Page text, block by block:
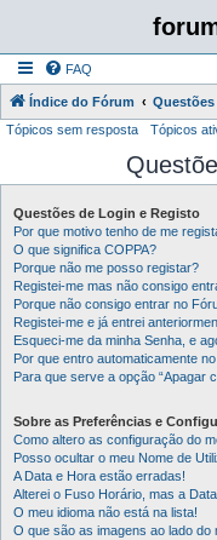
FAQ
Índice do Fórum Questões
Tópicos sem resposta Tópicos
Questões de Login e Registo
Por que motivo tenho de me
O que significa COPPA?
Porque não me posso registar?
Registei-me mas não consigo
Porque não consigo entrar no
Registei-me e já entrei
Esqueci-me da minha Senha, e
Por que entro automaticamente
Para que serve a opção “Apagar
Sobre as Preferências e
Como altero as configuração do
Posso ocultar o meu Nome de
A Data e Hora estão erradas!
Alterei o Fuso Horário, mas a
O meu idioma não está na lista!
O que são as imagens ao lado do